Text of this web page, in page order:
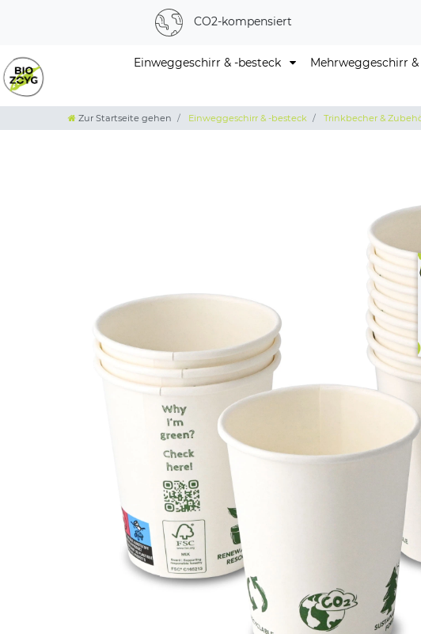
CO2-kompensiert
Einweggeschirr & -besteck Mehrweggeschirr
Zur Startseite gehen Einweggeschirr & -besteck Trinkbecher &